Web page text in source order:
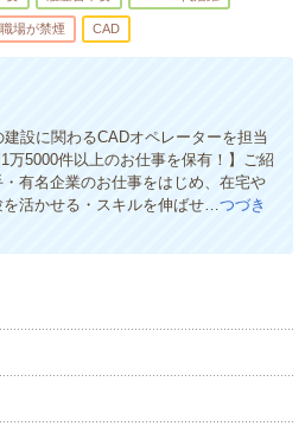
職場が禁煙 CAD
設に関わるCADオペレーターを担当
万5000件以上のお仕事を保有！】ご紹
有名企業のお仕事をはじめ、在宅や
活かせる・スキルを伸ばせ…つづき